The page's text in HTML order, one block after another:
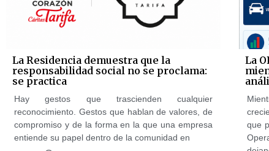
La Residencia demuestra que la
responsabilidad social no se proclama:
se practica
Hay gestos que trascienden cualquier
reconocimiento. Gestos que hablan de valores, de
compromiso y de la forma en la que una empresa
entiende su papel dentro de la comunidad en
La
que